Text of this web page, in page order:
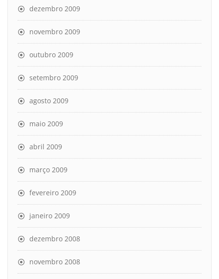
dezembro 2009
novembro 2009
outubro 2009
setembro 2009
agosto 2009
maio 2009
abril 2009
março 2009
fevereiro 2009
janeiro 2009
dezembro 2008
novembro 2008